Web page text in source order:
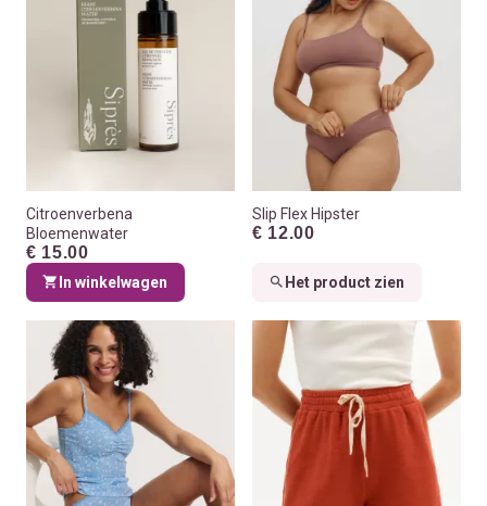
Citroenverbena
Bloemenwater
€ 15.00
In winkelwagen
Slip Flex Hipster
€ 12.00
Het product zien